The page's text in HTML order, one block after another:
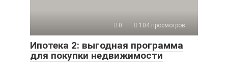
0 104 просмотров
Ипотека 2: выгодная программа
для покупки недвижимости